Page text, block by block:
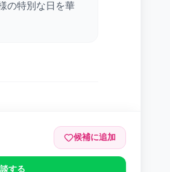
の特別な日を華
候補に追加
する